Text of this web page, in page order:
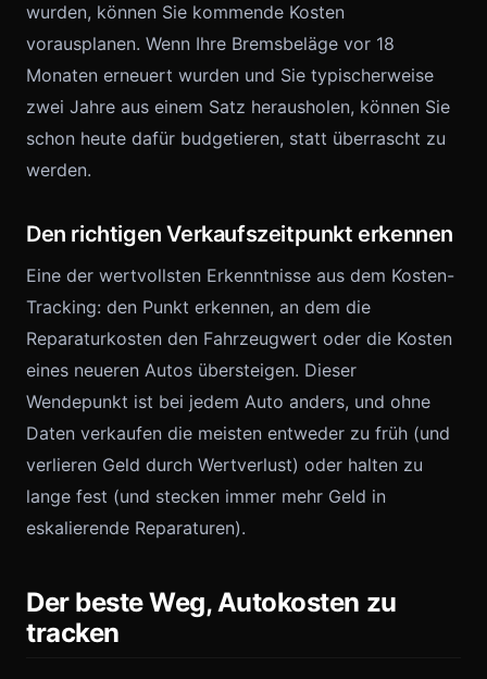
wurden, können Sie kommende Kosten
vorausplanen. Wenn Ihre Bremsbeläge vor 18
Monaten erneuert wurden und Sie typischerweise
zwei Jahre aus einem Satz herausholen, können Sie
schon heute dafür budgetieren, statt überrascht zu
werden.
Den richtigen Verkaufszeitpunkt erkennen
Eine der wertvollsten Erkenntnisse aus dem Kosten-
Tracking: den Punkt erkennen, an dem die
Reparaturkosten den Fahrzeugwert oder die Kosten
eines neueren Autos übersteigen. Dieser
Wendepunkt ist bei jedem Auto anders, und ohne
Daten verkaufen die meisten entweder zu früh (und
verlieren Geld durch Wertverlust) oder halten zu
lange fest (und stecken immer mehr Geld in
eskalierende Reparaturen).
Der beste Weg, Autokosten zu
tracken